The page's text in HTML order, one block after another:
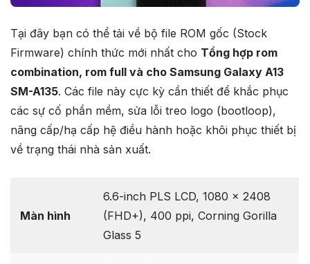
Tại đây bạn có thể tải về bộ file ROM gốc (Stock
Firmware) chính thức mới nhất cho Tổng hợp rom
combination, rom full và cho Samsung Galaxy A13
SM-A135. Các file này cực kỳ cần thiết để khắc phục
các sự cố phần mềm, sửa lỗi treo logo (bootloop),
nâng cấp/hạ cấp hệ điều hành hoặc khôi phục thiết bị
về trạng thái nhà sản xuất.
Màn hình
6.6-inch PLS LCD, 1080 x 2408
(FHD+), 400 ppi, Corning Gorilla
Glass 5